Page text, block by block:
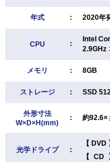
年式 ： 2020年
CPU ：
Intel
2.9GHz
メモリ ： 8GB
ストレージ ： SSD
外形寸法
W×D×H(mm)
： 約92.6×
光学ドライブ ：
【 DVD
【 CD